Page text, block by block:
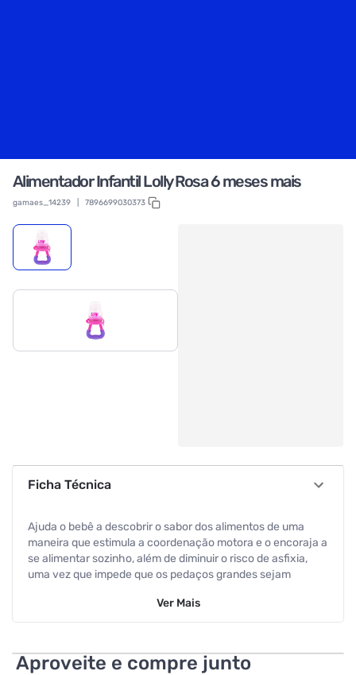
Alimentador Infantil Lolly Rosa 6 meses mais
gamaes_14239 7896699030373
Ficha Técnica
Ajuda o bebê a descobrir o sabor dos alimentos de uma
maneira que estimula a coordenação motora e o encoraja a
se alimentar sozinho, além de diminuir o risco de asfixia,
uma vez que impede que os pedaços grandes sejam
Cor Rosa
Ver Mais
Aproveite e compre junto